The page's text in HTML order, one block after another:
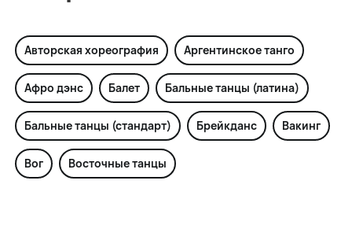
Авторская хореография Аргентинское танго
Афро дэнс Балет Бальные танцы (латина)
Бальные танцы (стандарт) Брейкданс Вакинг
Вог Восточные танцы